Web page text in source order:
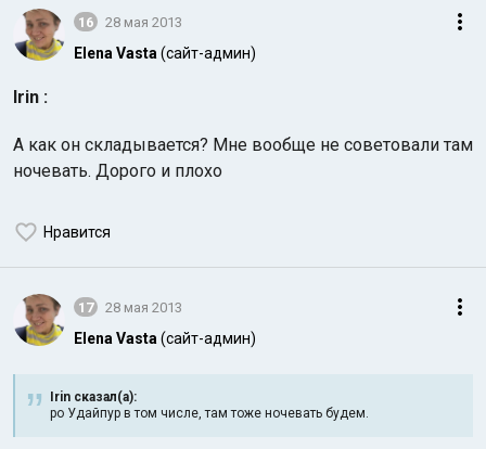
16 28 мая 2013
Elena Vasta (сайт-админ)
Irin :
А как он складывается? Мне вообще не советовали там
ночевать. Дорого и плохо
Нравится
17 28 мая 2013
Elena Vasta (сайт-админ)
Irin сказал(а):
ро Удайпур в том числе, там тоже ночевать будем.